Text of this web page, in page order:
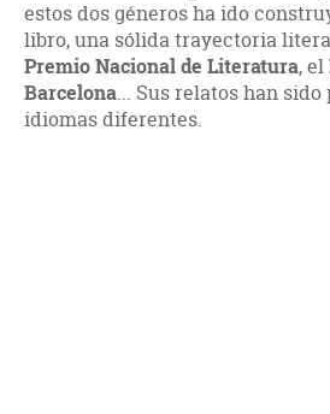
estos dos géneros ha ido
libro, una sólida trayectoria
Premio Nacional de Literatura, el
Barcelona... Sus relatos han
idiomas diferentes.